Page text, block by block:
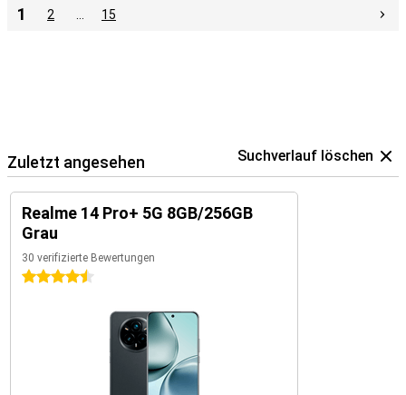
1 2 15
Zuletzt angesehen Suchverlauf löschen
Realme 14 Pro+ 5G 8GB/256GB
Grau
30 verifizierte Bewertungen
4.5 Sterne